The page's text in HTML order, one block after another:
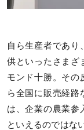
自ら生産者であり
供といったさまざ
モンド十勝。その
ら全国に販売経路
は、企業の農業参
といえるのではな